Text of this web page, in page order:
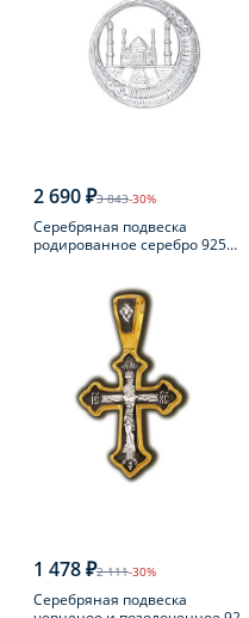
2 690 ₽3 843-30%
Серебряная подвеска
родированное серебро 925
1 478 ₽2 111-30%
Серебряная подвеска